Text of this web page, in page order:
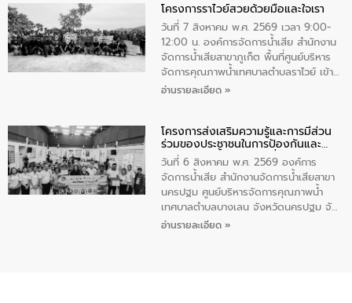
ทองคำและประกาศเกียรติคุณให้แก่ กำนัน
ผู้ใหญ่บ้านยอดเยี่ยม พร้อมกล่าวชื่นชม ให้
โอวาท และมอบนโยบาย
โครงการราไวย์สวยด้วยมือและใจเรา
วันที่ 7 สิงหาคม พ.ศ. 2569 เวลา 9:00-
12:00 น. องค์การจัดการน้ำเสีย สำนักงาน
จัดการน้ำเสียสาขาภูเก็ต พื้นที่ศูนย์บริหาร
จัดการคุณภาพน้ำเทศบาลตำบลราไวย์ เข้า
ร่วมโครงการราไวย์สวยด้วยมือและใจเรา
ประชาชน ตัวแทนจากโรงแรมต่างๆ ในเขต
เทศบาลตำบลราไวย์ ศูนย์บริหารจัดการ
คุณภาพน้ำเทศบาลตำบลราไวย์ นำโดยนาย
น้อย แก้วเศษ ผู้จัดการสำนักงานจัดการน้ำ
เสียสาขาภูเก็ต พร้อมด้วยเจ้าหน้าที่ จำนวน
5 คน ร่วมทำกิจกรรม ทำความสะอาด
ชายหาดและแหล่งท่องเที่ยว ณ บริเวณ
อ่านรายละเอียด »
โครงการส่งเสริมความรู้และการมีส่วน
ร่วมของประชาชนในการป้องกันและ
แก้ไขปัญหาน้ำเสียอย่างยั่งยืน
วันที่ 6 สิงหาคม พ.ศ. 2569 องค์การ
จัดการน้ำเสีย สำนักงานจัดการน้ำเสียสาขา
นครปฐม ศูนย์บริหารจัดการคุณภาพน้ำ
เทศบาลตำบลบางเลน จังหวัดนครปฐม จัด
กิจกรรมภายใต้โครงการส่งเสริมความรู้และ
อ่านรายละเอียด »